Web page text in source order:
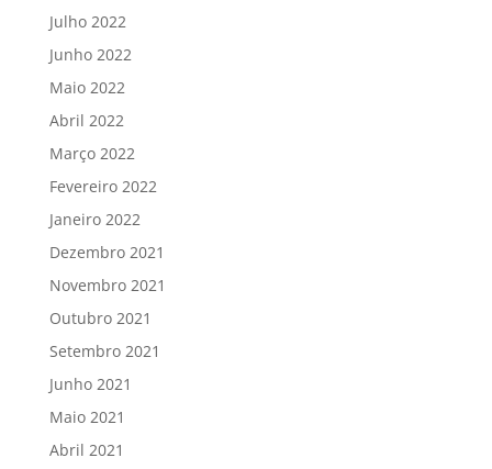
Julho 2022
Junho 2022
Maio 2022
Abril 2022
Março 2022
Fevereiro 2022
Janeiro 2022
Dezembro 2021
Novembro 2021
Outubro 2021
Setembro 2021
Junho 2021
Maio 2021
Abril 2021